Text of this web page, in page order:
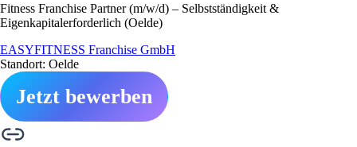
Fitness Franchise Partner (m/w/d) – Selbstständigkeit &
Eigenkapitalerforderlich (Oelde)
EASYFITNESS Franchise GmbH
Standort: Oelde
Jetzt bewerben